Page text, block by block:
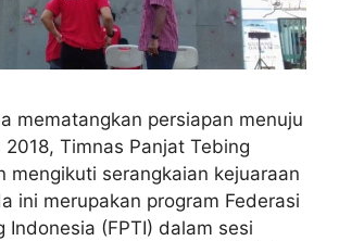
mematangkan persiapan menuju
2018, Timnas Panjat Tebing
mengikuti serangkaian kejuaraan
ini merupakan program Federasi
Indonesia (FPTI) dalam sesi